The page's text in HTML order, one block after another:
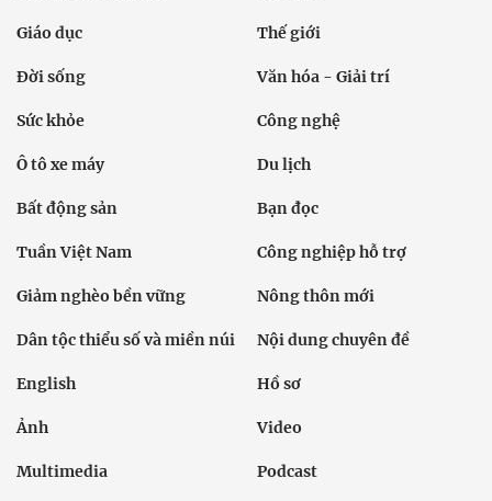
Giáo dục Thế giới
Đời sống Văn hóa - Giải trí
Sức khỏe Công nghệ
Ô tô xe máy Du lịch
Bất động sản Bạn đọc
Tuần Việt Nam Công nghiệp hỗ trợ
Giảm nghèo bền vững Nông thôn mới
Dân tộc thiểu số và miền núi Nội dung chuyên đề
English Hồ sơ
Ảnh Video
Multimedia Podcast